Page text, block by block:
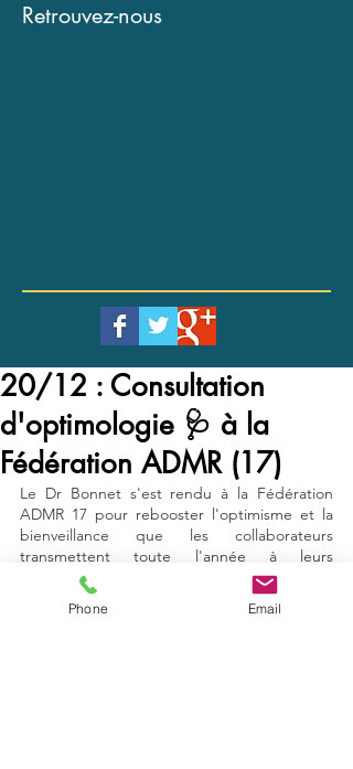
Retrouvez-nous
20/12 : Consultation
d'optimologie 🩺 à la
Fédération ADMR (17)
Le Dr Bonnet s'est rendu à la Fédération
ADMR 17 pour rebooster l'optimisme et la
bienveillance que les collaborateurs
transmettent toute l'année à leurs
bénéficiaires.
Très riche consultation et belle complicité.
Merci à tous ! 🙏
Phone Email